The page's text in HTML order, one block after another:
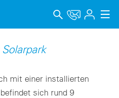
mit einer installierten
sich rund 9